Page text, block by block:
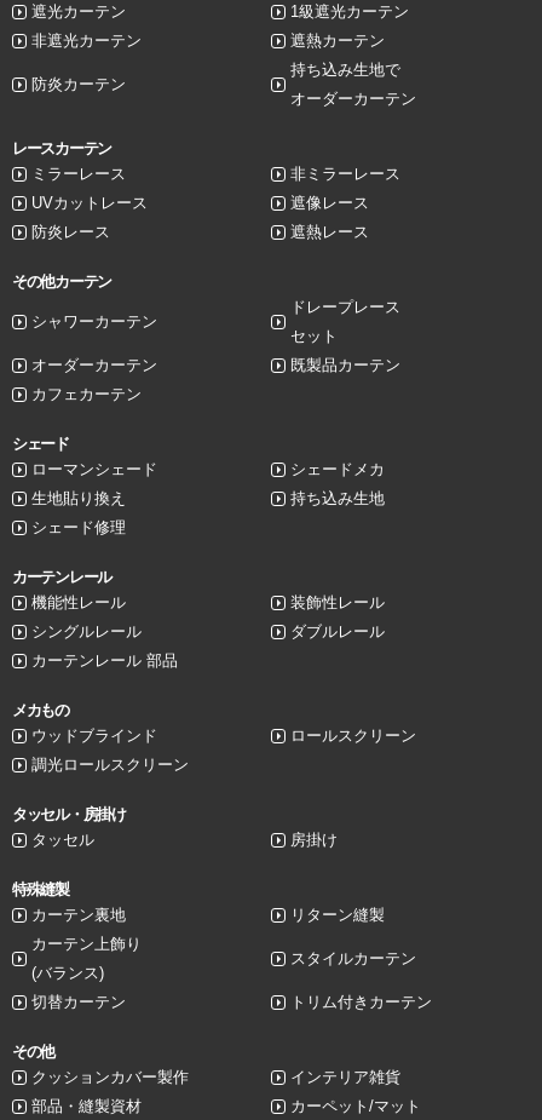
遮光カーテン
1級遮光カーテン
非遮光カーテン
遮熱カーテン
防炎カーテン
持ち込み生地で
オーダーカーテン
レースカーテン
ミラーレース
非ミラーレース
UVカットレース
遮像レース
防炎レース
遮熱レース
その他カーテン
シャワーカーテン
ドレープレース
セット
オーダーカーテン
既製品カーテン
カフェカーテン
シェード
ローマンシェード
シェードメカ
生地貼り換え
持ち込み生地
シェード修理
カーテンレール
機能性レール
装飾性レール
シングルレール
ダブルレール
カーテンレール 部品
メカもの
ウッドブラインド
ロールスクリーン
調光ロールスクリーン
タッセル・房掛け
タッセル
房掛け
特殊縫製
カーテン裏地
リターン縫製
カーテン上飾り
(バランス)
スタイルカーテン
切替カーテン トリム付きカーテン
その他
クッションカバー製作
インテリア雑貨
部品・縫製資材
カーペット/マット